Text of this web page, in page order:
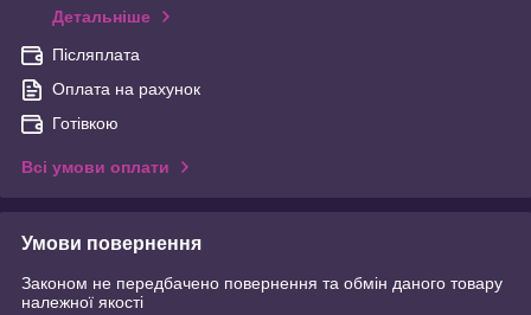
Детальніше
Післяплата
Оплата на рахунок
Готівкою
Всі умови оплати
Умови повернення
Законом не передбачено повернення та обмін даного товару
належної якості